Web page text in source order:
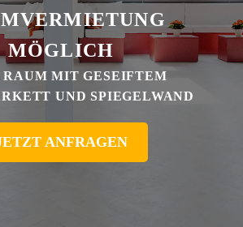
MÖGLICH
RAUM MIT GESEIFTEM
UND SPIEGELWAND
ANFRAGEN